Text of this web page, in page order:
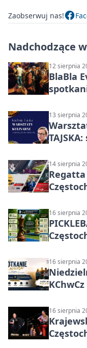
Zaobserwuj nas!
Nadchodzące
12 sierpnia
BlaBla
13 sierpnia
14 sierpnia
Regatta
16 sierpnia
16 sierpnia
16 sierpnia